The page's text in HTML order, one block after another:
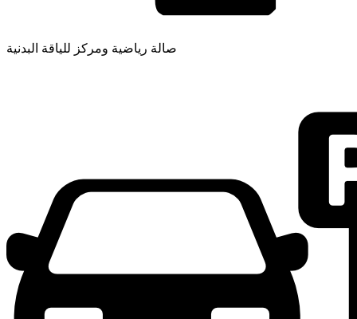
صالة رياضية ومركز للياقة البدنية